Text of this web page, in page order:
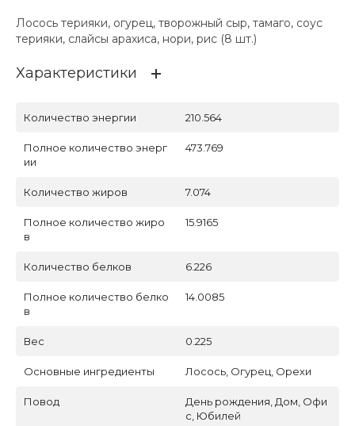
Лосось терияки, огурец, творожный сыр, тамаго, соус
терияки, слайсы арахиса, нори, рис (8 шт.)
Характеристики
Количество энергии 210.564
Полное количество энерг
ии
473.769
Количество жиров 7.074
Полное количество жиро
в
15.9165
Количество белков 6.226
Полное количество белко
в
14.0085
Вес 0.225
Основные ингредиенты Лосось, Огурец, Орехи
Повод
День рождения, Дом, Офи
с, Юбилей